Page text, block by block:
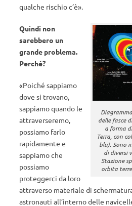
qualche rischio c’è».
delle fasce
a forma
Terra, con
blu). Sono
di diversi
Stazione
orbita
Quindi non
sarebbero un
grande problema.
Perché?
«Poiché sappiamo
dove si trovano,
sappiamo quando le
attraverseremo,
possiamo farlo
rapidamente e
sappiamo che
possiamo
proteggerci da loro
attraverso materiale di
astronauti all’interno delle